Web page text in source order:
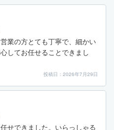
業の方とても丁寧で、細かい
してお任せることできまし
投稿日：2026年7月29日
せできました。いらっしゃる